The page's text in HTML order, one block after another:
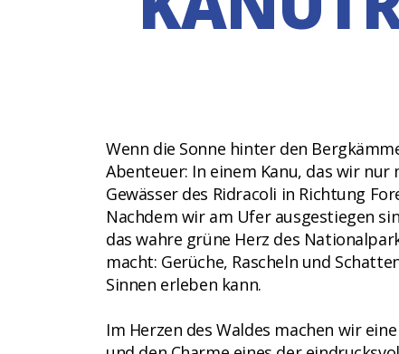
Wenn die Sonne hinter den
Abenteuer: In einem Kanu, das wir
Gewässer des Ridracoli in Richtung
Nachdem wir am Ufer ausgestiegen
das wahre grüne Herz des
macht: Gerüche, Rascheln und
Sinnen erleben kann.
Im Herzen des Waldes machen wir